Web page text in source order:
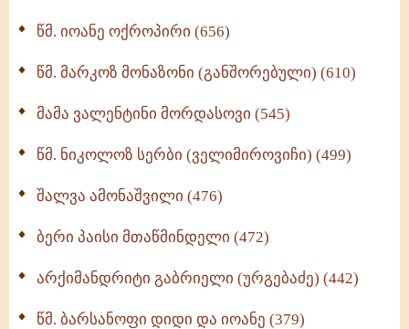
წმ. იოანე ოქროპირი (656)
წმ. მარკოზ მონაზონი (განშორებული) (610)
მამა ვალენტინი მორდასოვი (545)
წმ. ნიკოლოზ სერბი (ველიმიროვიჩი) (499)
შალვა ამონაშვილი (476)
ბერი პაისი მთაწმინდელი (472)
არქიმანდრიტი გაბრიელი (ურგებაძე) (442)
წმ. ბარსანოფი დიდი და იოანე (379)